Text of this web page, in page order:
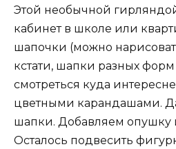
Этой необычной
кабинет в школе или
шапочки (можно
кстати, шапки разных
смотреться куда
цветными карандашами.
шапки. Добавляем опушку
Осталось подвесить